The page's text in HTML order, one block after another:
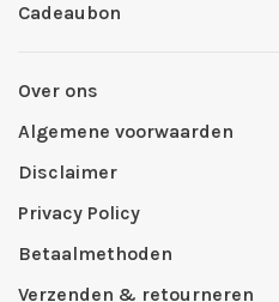
Cadeaubon
Over ons
Algemene voorwaarden
Disclaimer
Privacy Policy
Betaalmethoden
Verzenden & retourneren